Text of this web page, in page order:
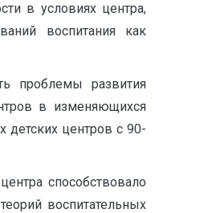
в условиях центра,
воспитания как
проблемы развития
в изменяющихся
детских центров с 90-
способствовало
воспитательных